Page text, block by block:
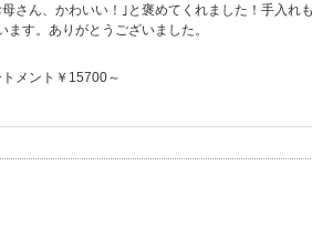
さん、かわいい！｣と褒めてくれました！手入れ
す。ありがとうございました。
メント￥15700～